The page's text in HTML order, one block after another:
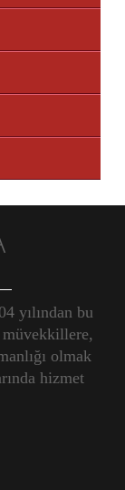
yılından bu
müvekkillere,
olmak
hizmet